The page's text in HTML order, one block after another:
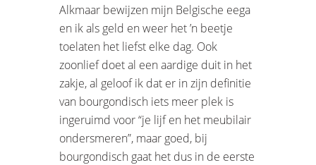
Alkmaar bewijzen mijn Belgische eega
en ik als geld en weer het ’n beetje
toelaten het liefst elke dag. Ook
zoonlief doet al een aardige duit in het
zakje, al geloof ik dat er in zijn definitie
van bourgondisch iets meer plek is
ingeruimd voor “je lijf en het meubilair
ondersmeren”, maar goed, bij
bourgondisch gaat het dus in de eerste